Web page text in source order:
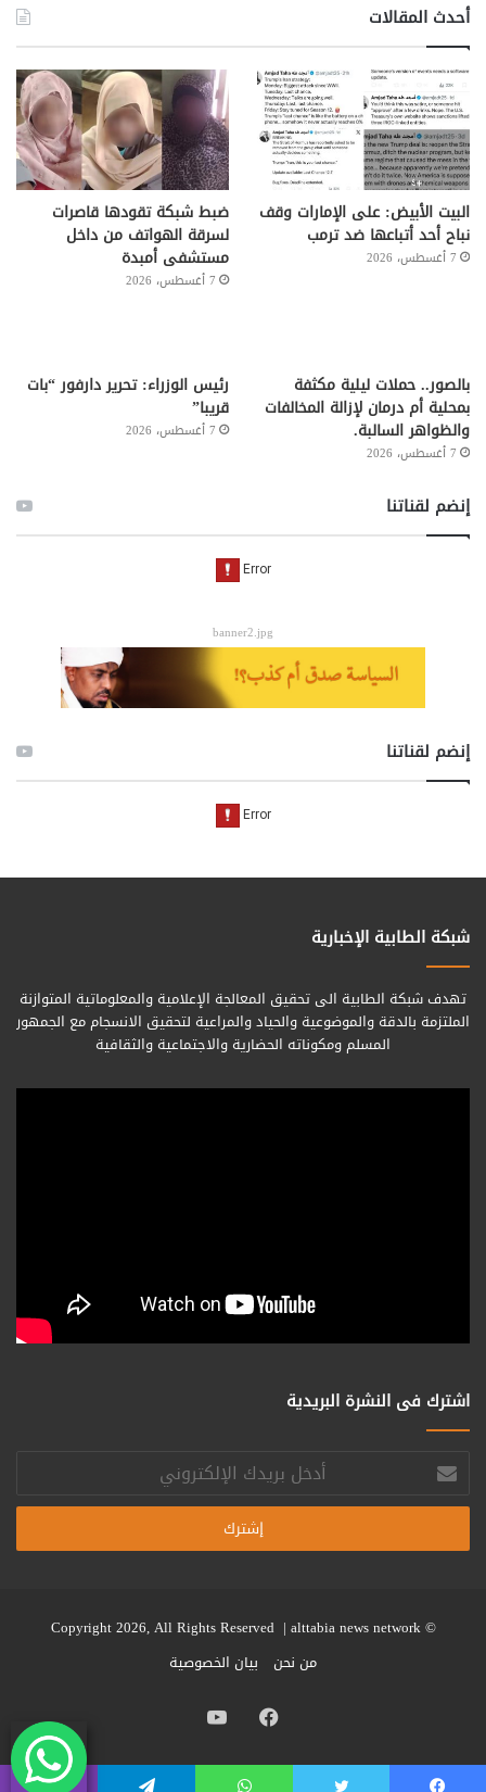
أحدث المقالات
البيت الأبيض: على ⁧‫الإمارات‬⁩ وقف
نباح أحد أتباعها ضد ترمب
7 أغسطس، 2026
ضبط شبكة تقودها قاصرات
لسرقة الهواتف من داخل
مستشفى أمبدة
7 أغسطس، 2026
بالصور.. حملات ليلية مكثفة
بمحلية أم درمان لإزالة المخالفات
والظواهر السالبة.
7 أغسطس، 2026
رئيس الوزراء: تحرير دارفور “بات
قريبا”
7 أغسطس، 2026
إنضم لقناتنا
banner2.jpg
إنضم لقناتنا
شبكة الطابية الإخبارية
تهدف شبكة الطابية الى تحقيق المعالجة الإعلامية والمعلوماتية المتوازنة
الملتزمة بالدقة والموضوعية والحياد والمراعية لتحقيق الانسجام مع الجمهور
المسلم ومكوناته الحضارية والاجتماعية والثقافية
اشترك فى النشرة البريدية
أدخل
بريدك
الإلكتروني
© Copyright 2026, All Rights Reserved |
alttabia news network
من نحن
بيان الخصوصية
فيسبوك